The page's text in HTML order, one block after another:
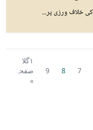
کی خلاف ورزی پر...
7
8
9
١گلا
صفحہ
»